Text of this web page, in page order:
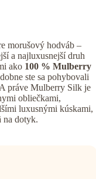
morušový hodváb –
a najluxusnejší druh
ako 100 % Mulberry
ste sa pohybovali
práve Mulberry Silk je
obliečkami,
luxusnými kúskami,
na dotyk.